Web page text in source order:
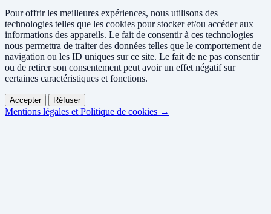
Pour offrir les meilleures expériences, nous utilisons des
technologies telles que les cookies pour stocker et/ou accéder aux
informations des appareils. Le fait de consentir à ces technologies
nous permettra de traiter des données telles que le comportement de
navigation ou les ID uniques sur ce site. Le fait de ne pas consentir
ou de retirer son consentement peut avoir un effet négatif sur
certaines caractéristiques et fonctions.
Accepter Réfuser
Mentions légales et Politique de cookies →